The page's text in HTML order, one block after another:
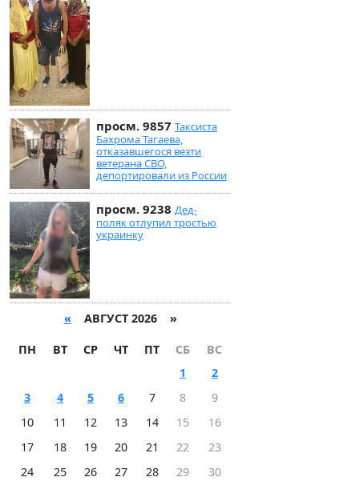
просм. 9857 Таксиста
Бахрома Тагаева,
отказавшегося везти
ветерана СВО,
депортировали из России
просм. 9238 Дед-
поляк отлупил тростью
украинку
« АВГУСТ 2026 »
ПН ВТ СР ЧТ ПТ СБ
ВС
1
2
3
4 5 6 7 8
9
10
11 12 13 14 15
16
17
18 19 20 21 22
23
24
25 26 27 28 29
30